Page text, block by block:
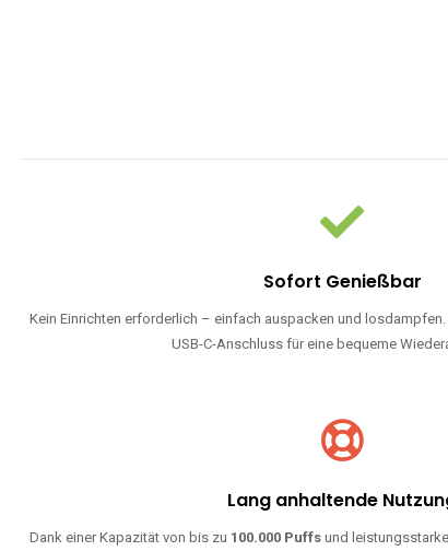
Sofort Genießbar
Kein Einrichten erforderlich – einfach auspacken und
USB-C-Anschluss für eine bequeme
Lang anhaltende
Dank einer Kapazität von bis zu 100.000 Puffs und